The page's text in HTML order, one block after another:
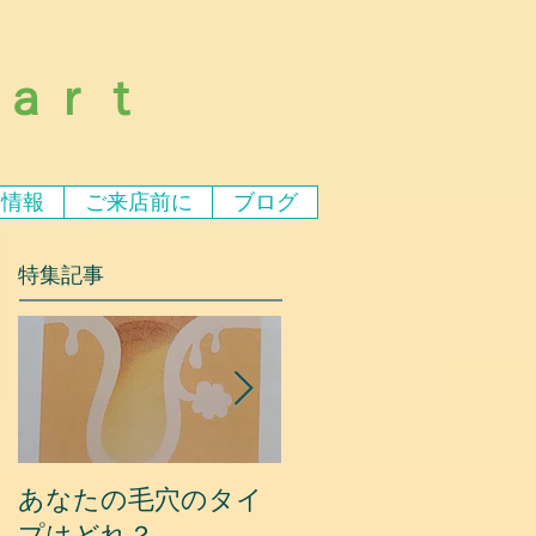
ｒｔ
報 ご来店前に ブログ
特集記事
あなたの毛穴のタイ